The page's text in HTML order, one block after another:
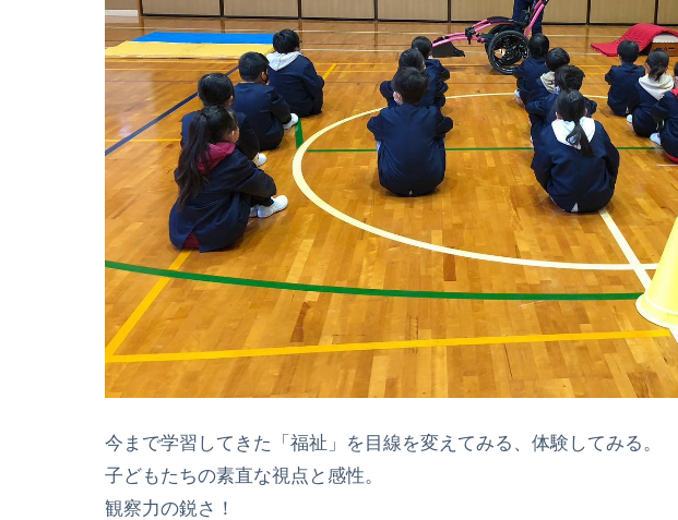
今まで学習してきた「福祉」を目線を変えてみる、体験してみる。
子どもたちの素直な視点と感性。
観察力の鋭さ！